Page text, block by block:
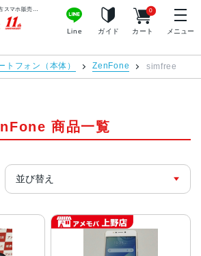
Line ガイド カート
0
メニュー
トフォン（本体） ZenFone simfree
商品一覧